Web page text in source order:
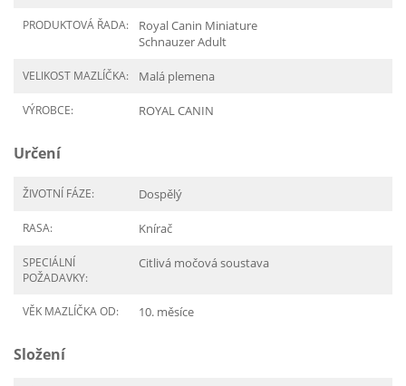
PRODUKTOVÁ ŘADA:
Royal Canin Miniature
Schnauzer Adult
VELIKOST MAZLÍČKA: Malá plemena
VÝROBCE: ROYAL CANIN
Určení
ŽIVOTNÍ FÁZE: Dospělý
RASA: Knírač
SPECIÁLNÍ
POŽADAVKY:
Citlivá močová soustava
VĚK MAZLÍČKA OD: 10. měsíce
Složení